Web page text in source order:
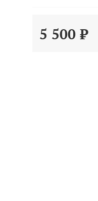
5 500 ₽